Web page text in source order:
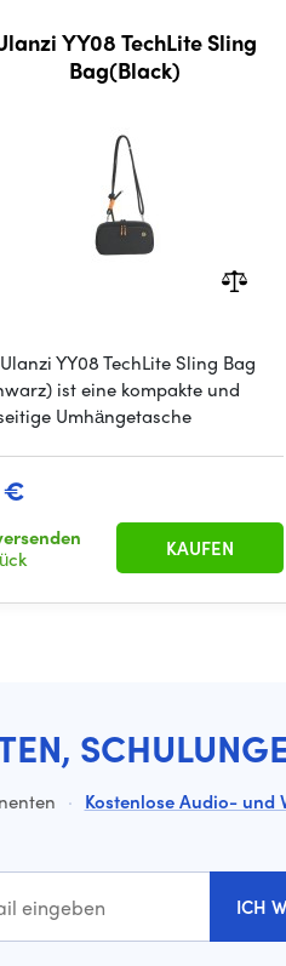
YY08 TechLite Sling
Bag(Black)
YY08 TechLite Sling Bag
ist eine kompakte und
Umhängetasche
€
KAUFEN
· Kostenlose Audio- und
ICH